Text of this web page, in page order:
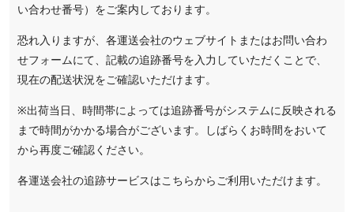
い合わせ番号）をご案内しております。
恐れ入りますが、各運送会社のウェブサイトまたはお問い合わ
せフォームにて、記載の追跡番号を入力していただくことで、
現在の配送状況をご確認いただけます。
※出荷当日、時間帯によっては追跡番号がシステムに反映される
まで時間がかかる場合がございます。しばらくお時間をおいて
から再度ご確認ください。
各運送会社の追跡サービスはこちらからご利用いただけます。